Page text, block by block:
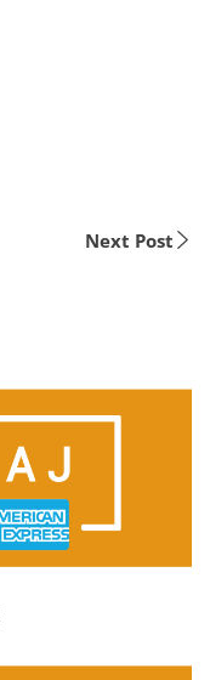
Next Post